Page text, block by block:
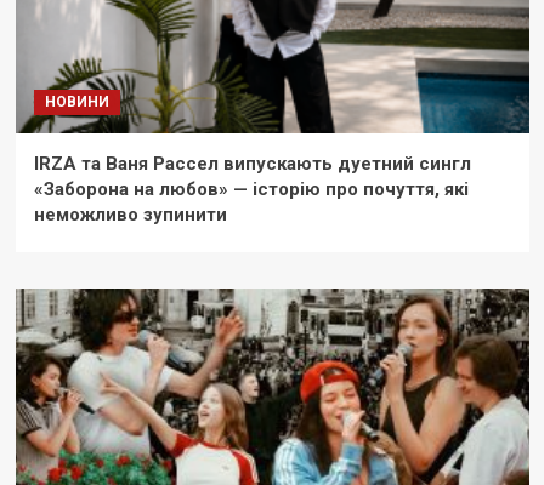
НОВИНИ
IRZA та Ваня Рассел випускають дуетний сингл
«Заборона на любов» — історію про почуття, які
неможливо зупинити